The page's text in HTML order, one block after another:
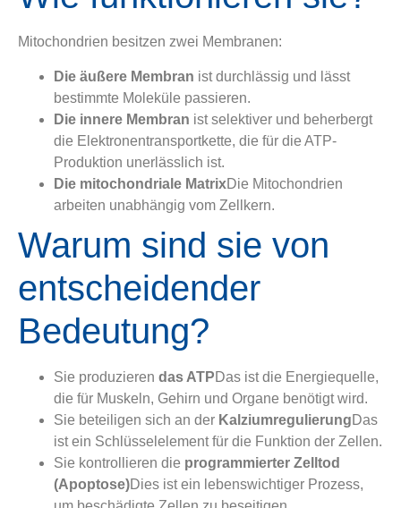
Mitochondrien besitzen zwei Membranen:
Die äußere Membran ist durchlässig und lässt
bestimmte Moleküle passieren.
Die innere Membran ist selektiver und beherbergt
die Elektronentransportkette, die für die ATP-
Produktion unerlässlich ist.
Die mitochondriale MatrixDie Mitochondrien
arbeiten unabhängig vom Zellkern.
Warum sind sie von
entscheidender
Bedeutung?
Sie produzieren das ATPDas ist die Energiequelle,
die für Muskeln, Gehirn und Organe benötigt wird.
Sie beteiligen sich an der KalziumregulierungDas
ist ein Schlüsselelement für die Funktion der Zellen.
Sie kontrollieren die programmierter Zelltod
(Apoptose)Dies ist ein lebenswichtiger Prozess,